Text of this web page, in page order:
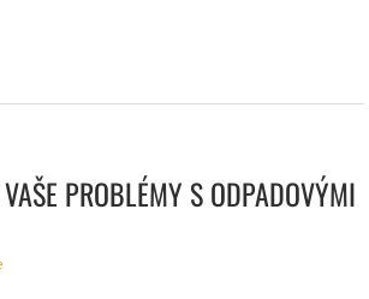
PROBLÉMY S ODPADOVÝMI